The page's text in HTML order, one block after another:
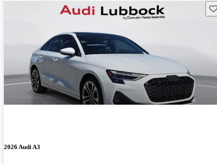
2026 Audi A3